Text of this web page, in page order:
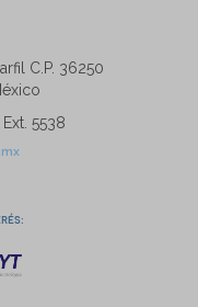
C.P. 36250
5538